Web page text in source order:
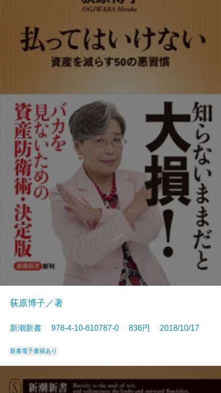
荻原博子／著
新潮新書 978-4-10-610787-0 836円 2018/10/17
新書電子書籍あり